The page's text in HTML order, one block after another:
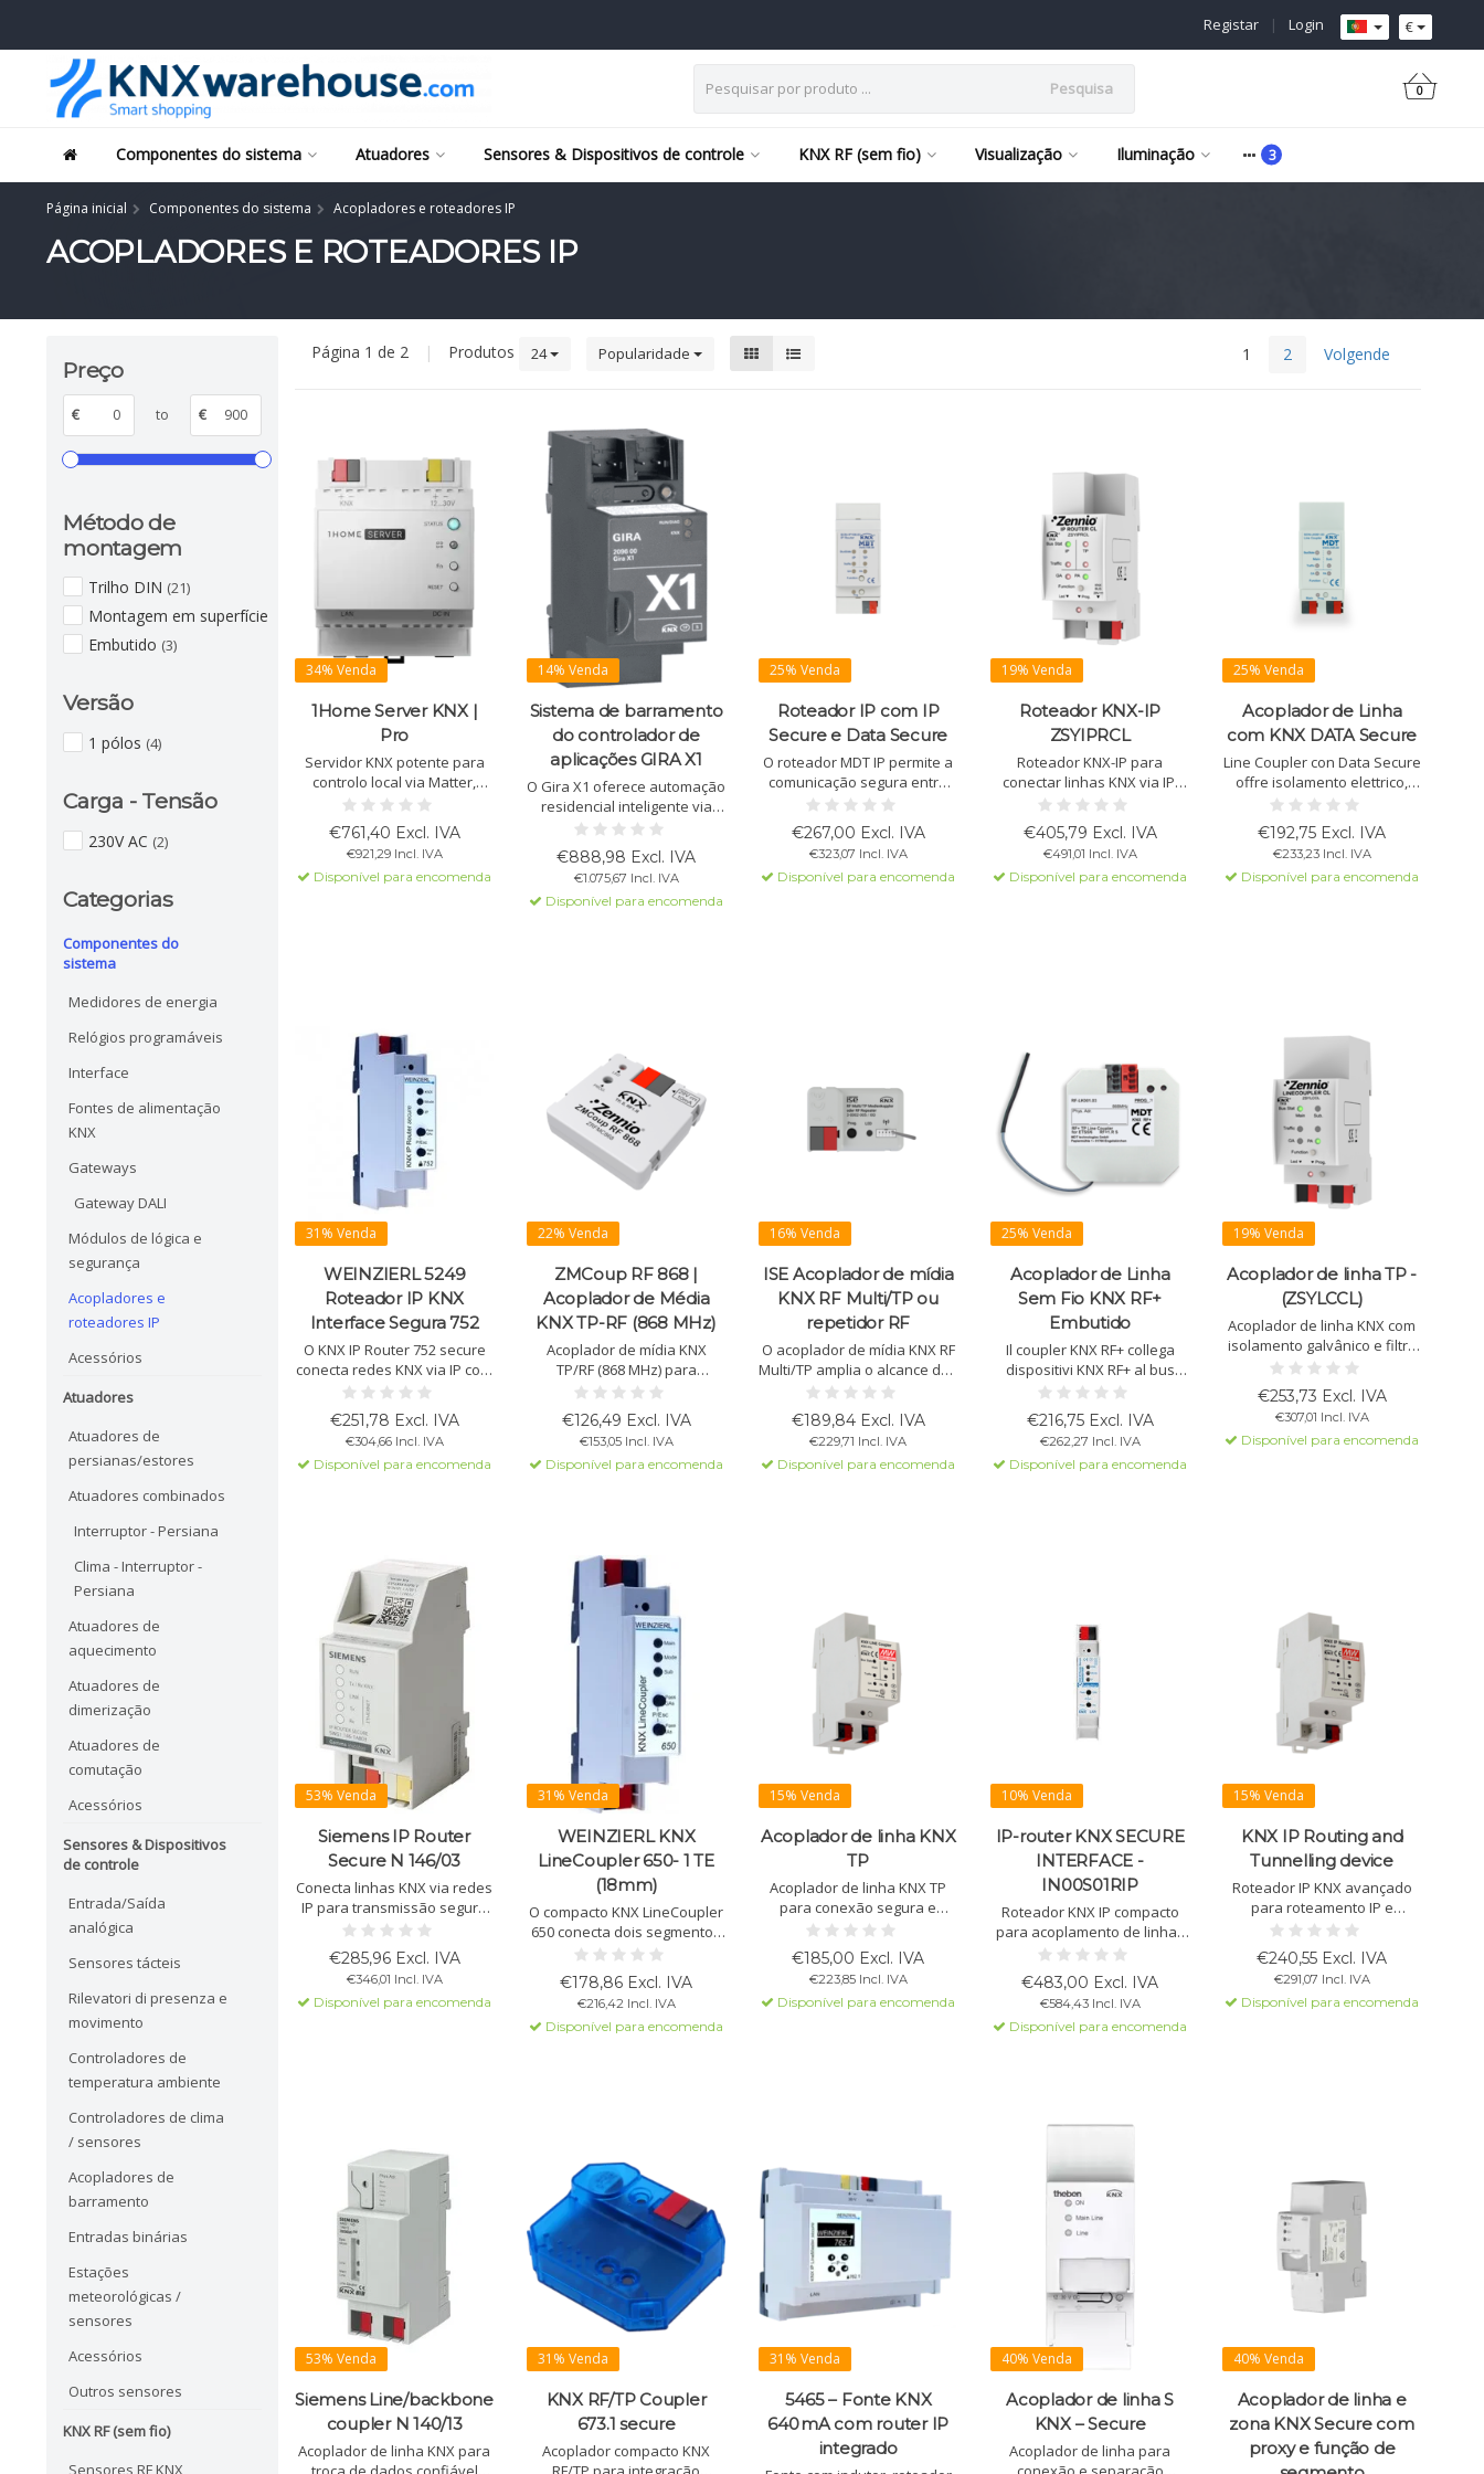
€
Login
|
Registar
Pesquisa 0
Componentes do sistema Atuadores Sensores & Dispositivos de controle KNX RF (sem fio) Visualização Iluminação
Página inicial Componentes do sistema Acopladores e roteadores IP
ACOPLADORES E ROTEADORES IP
Preço
€ to €
Método de
montagem
Trilho DIN (21)
Montagem em superfície
Embutido (3)
Versão
1 pólos (4)
Carga - Tensão
230V AC (2)
Categorias
Componentes do
sistema
Medidores de energia
Relógios programáveis
Interface
Fontes de alimentação
KNX
Gateways
Gateway DALI
Módulos de lógica e
segurança
Acopladores e
roteadores IP
Acessórios
Atuadores
Atuadores de
persianas/estores
Atuadores combinados
Interruptor - Persiana
Clima - Interruptor -
Persiana
Atuadores de
aquecimento
Atuadores de
dimerização
Atuadores de
comutação
Acessórios
Sensores & Dispositivos
de controle
Entrada/Saída
analógica
Sensores tácteis
Rilevatori di presenza e
movimento
Controladores de
temperatura ambiente
Controladores de clima
/ sensores
Acopladores de
barramento
Entradas binárias
Estações
meteorológicas /
sensores
Acessórios
Outros sensores
KNX RF (sem fio)
Sensores RF KNX
Página 1 de 2 | Produtos 24 Popularidade 1 2 Volgende
34% Venda
1Home Server KNX |
Pro
Servidor KNX potente para
controlo local via Matter,
integração com Apple,
Google, SmartThings e
dispositivos IoT, automação e
acesso remoto seguro com
programação.
€761,40 Excl. IVA
€921,29 Incl. IVA
Disponível para encomenda
14% Venda
Sistema de barramento
do controlador de
aplicações GIRA X1
O Gira X1 oferece automação
residencial inteligente via
KNX. Controle iluminação,
temperatura e dispositivos
via o aplicativo Gira Smart
Home, disponível na loja de
aplicativos. Fácil integração
€888,98 Excl. IVA
€1.075,67 Incl. IVA
Disponível para encomenda
25% Venda
Roteador IP com IP
Secure e Data Secure
O roteador MDT IP permite a
comunicação segura entre
PC e barramento KNX via
LAN. Suporta até 4 conexões
simultâneas, KNX IP Secure e
Data Secure, sem
necessidade de alimentação
€267,00 Excl. IVA
€323,07 Incl. IVA
Disponível para encomenda
19% Venda
Roteador KNX-IP
ZSYIPRCL
Roteador KNX-IP para
conectar linhas KNX via IP,
com tunelamento e
roteamento. Sem
necessidade de alimentação
extra. Montagem em trilho
DIN.
€405,79 Excl. IVA
€491,01 Incl. IVA
Disponível para encomenda
25% Venda
Acoplador de Linha
com KNX DATA Secure
Line Coupler con Data Secure
offre isolamento elettrico,
supporta indirizzi di gruppo
estesi e KNX Data Secure.
Installazione facile su guide
DIN, progettato per ridurre il
carico del bus.
€192,75 Excl. IVA
€233,23 Incl. IVA
Disponível para encomenda
31% Venda
WEINZIERL 5249
Roteador IP KNX
Interface Segura 752
O KNX IP Router 752 secure
conecta redes KNX via IP com
segurança AES-128. Suporta
de filtro avançada.
€251,78 Excl. IVA
€304,66 Incl. IVA
Disponível para encomenda
22% Venda
ZMCoup RF 868 |
Acoplador de Média
KNX TP-RF (868 MHz)
Acoplador de mídia KNX
TP/RF (868 MHz) para
comunicação sem fio. Antena
economia de energia em
falhas de barramento.
€126,49 Excl. IVA
€153,05 Incl. IVA
Disponível para encomenda
16% Venda
ISE Acoplador de mídia
KNX RF Multi/TP ou
repetidor RF
O acoplador de mídia KNX RF
Multi/TP amplia o alcance dos
sistemas KNX e conecta
perfeitamente. Suporta KNX
RF Ready e KNX RF Multi,
funcionando como repetidor
€189,84 Excl. IVA
€229,71 Incl. IVA
Disponível para encomenda
25% Venda
Acoplador de Linha
Sem Fio KNX RF+
Embutido
Il coupler KNX RF+ collega
dispositivi KNX RF+ al bus
KNX, riducendo il carico. Da
accoppiatore di segmenti.
Compatto e a incasso.
€216,75 Excl. IVA
€262,27 Incl. IVA
Disponível para encomenda
19% Venda
Acoplador de linha TP -
(ZSYLCCL)
Acoplador de linha KNX com
isolamento galvânico e filtro
de telegramas. Suporte para
bytes). Sem alimentação
externa. Trilho DIN.
€253,73 Excl. IVA
€307,01 Incl. IVA
Disponível para encomenda
53% Venda
Siemens IP Router
Secure N 146/03
Conecta linhas KNX via redes
IP para transmissão segura
de dados com KNXnet/IP
Secure. Suporta ETS e PoE.
Flexível como acoplador de
linha ou área.
€285,96 Excl. IVA
€346,01 Incl. IVA
Disponível para encomenda
31% Venda
WEINZIERL KNX
LineCoupler 650- 1 TE
(18mm)
O compacto KNX LineCoupler
650 conecta dois segmentos
KNX e fornece isolamento
galvânico. Com uma tabela
de filtros expandida e
compatibilidade com
software ETS, este acoplador
€178,86 Excl. IVA
€216,42 Incl. IVA
Disponível para encomenda
15% Venda
Acoplador de linha KNX
TP
Acoplador de linha KNX TP
para conexão segura e
eficiente entre segmentos
KNX. Isolamento galvânico,
sem alimentação externa.
Suporta endereços de grupo
estendidos.
€185,00 Excl. IVA
€223,85 Incl. IVA
Disponível para encomenda
10% Venda
IP-router KNX SECURE
INTERFACE -
IN00S01RIP
Roteador KNX IP compacto
para acoplamento de linhas
via LAN. Suporta KNX Secure,
até 8 conexões de
tunelamento e tabelas de
filtro avançadas. Alimentação
pelo barramento KNX.
€483,00 Excl. IVA
€584,43 Incl. IVA
Disponível para encomenda
15% Venda
KNX IP Routing and
Tunnelling device
Roteador IP KNX avançado
para roteamento IP e
tunneling via LAN. Design
compacto em trilho DIN, fácil
integração sem fonte
externa, ideal para
roteamento IP.
€240,55 Excl. IVA
€291,07 Incl. IVA
Disponível para encomenda
53% Venda
Siemens Line/backbone
coupler N 140/13
Acoplador de linha KNX para
31% Venda
KNX RF/TP Coupler
673.1 secure
Acoplador compacto KNX
31% Venda
5465 – Fonte KNX
640 mA com router IP
integrado
40% Venda
Acoplador de linha S
KNX – Secure
Acoplador de linha para
40% Venda
Acoplador de linha e
zona KNX Secure com
proxy e função de